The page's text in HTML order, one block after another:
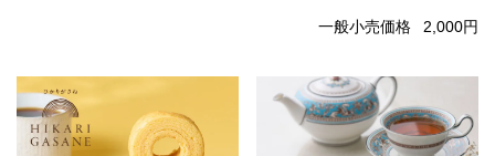
一般小売価格 2,000円